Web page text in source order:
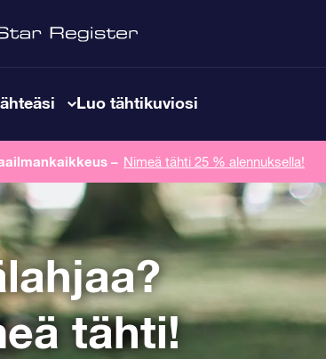
Luo tähtikuviosi
– Nimeä tähti 25 % alennuksella!
tähti!